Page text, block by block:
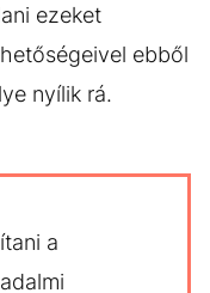
ezeket
ebből
nyílik rá.
a